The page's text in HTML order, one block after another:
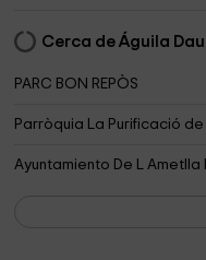
Cerca de Águila
PARC BON REPÒS
Parròquia La Purificació
Ayuntamiento De L Ametlla